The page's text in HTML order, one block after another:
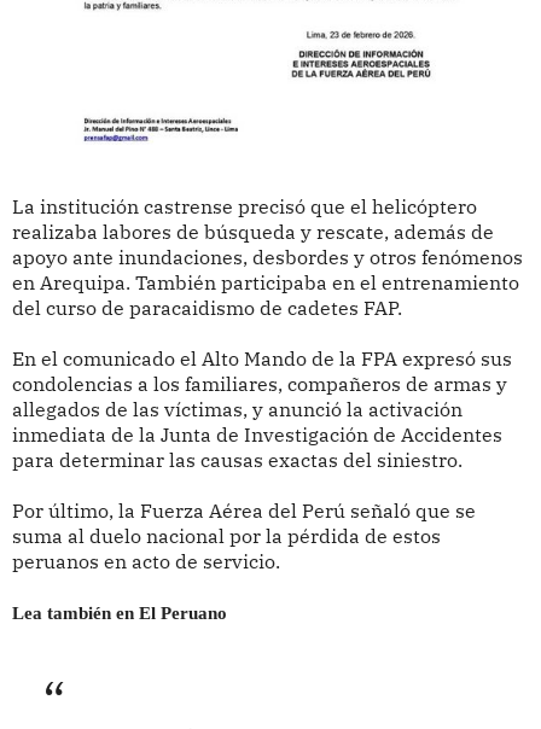
La institución castrense precisó que el helicóptero
realizaba labores de búsqueda y rescate, además de
apoyo ante inundaciones, desbordes y otros fenómenos
en Arequipa. También participaba en el entrenamiento
del curso de paracaidismo de cadetes FAP.
En el comunicado el Alto Mando de la FPA expresó sus
condolencias a los familiares, compañeros de armas y
allegados de las víctimas, y anunció la activación
inmediata de la Junta de Investigación de Accidentes
para determinar las causas exactas del siniestro.
Por último, la Fuerza Aérea del Perú señaló que se
suma al duelo nacional por la pérdida de estos
peruanos en acto de servicio.
Lea también en El Peruano